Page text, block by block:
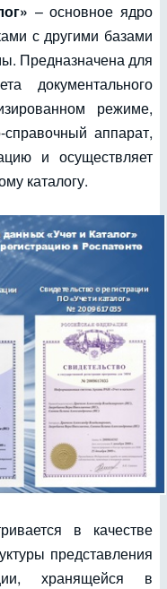
– основное ядро
с другими базами
Предназначена для
документального
режиме,
аппарат,
и осуществляет
каталогу.
в качестве
представления
хранящейся в